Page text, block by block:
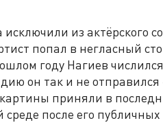
из актёрского
попал в негласный
году Нагиев
он так и не
картины приняли в
среде после его